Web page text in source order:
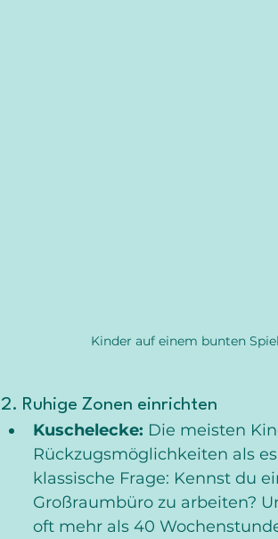
Kinder auf einem bunten
2. Ruhige Zonen einrichten
Kuschelecke: Die meisten
Rückzugsmöglichkeiten als
klassische Frage: Kennst du
Großraumbüro zu arbeiten?
oft mehr als 40